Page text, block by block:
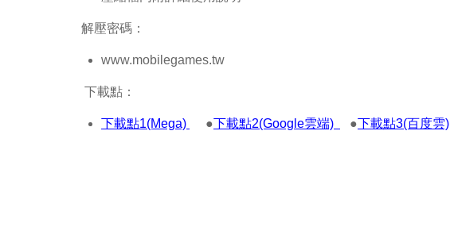
解壓密碼：
www.mobilegames.tw
下載點：
下載點1(Mega) ●下載點2(Google雲端) ●下載點3(百度雲)